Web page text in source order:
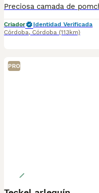
Criador
Identidad Verificada
Córdoba, Córdoba (113km)
PRO